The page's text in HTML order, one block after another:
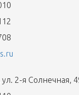
2-я Солнечная,